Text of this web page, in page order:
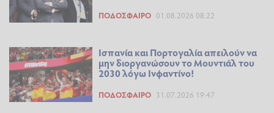
ΠΟΔΌΣΦΑΙΡΟ 01.08.2026 08:22
Ισπανία και Πορτογαλία απειλούν να
μην διοργανώσουν το Μουντιάλ του
2030 λόγω Ινφαντίνο!
ΠΟΔΌΣΦΑΙΡΟ 31.07.2026 19:47